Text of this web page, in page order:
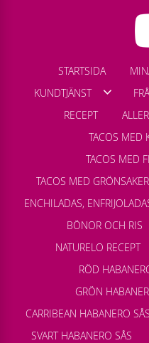
STARTSIDA
KUNDTJÄNST
RECEPT
TACOS MED
TACOS MED
TACOS MED GRÖNSAKER
ENCHILADAS,
BÖNOR OCH RIS
NATURELO RECEPT
RÖD
GRÖN
CARRIBEAN HABANERO SÅS
SVART HABANERO SÅS